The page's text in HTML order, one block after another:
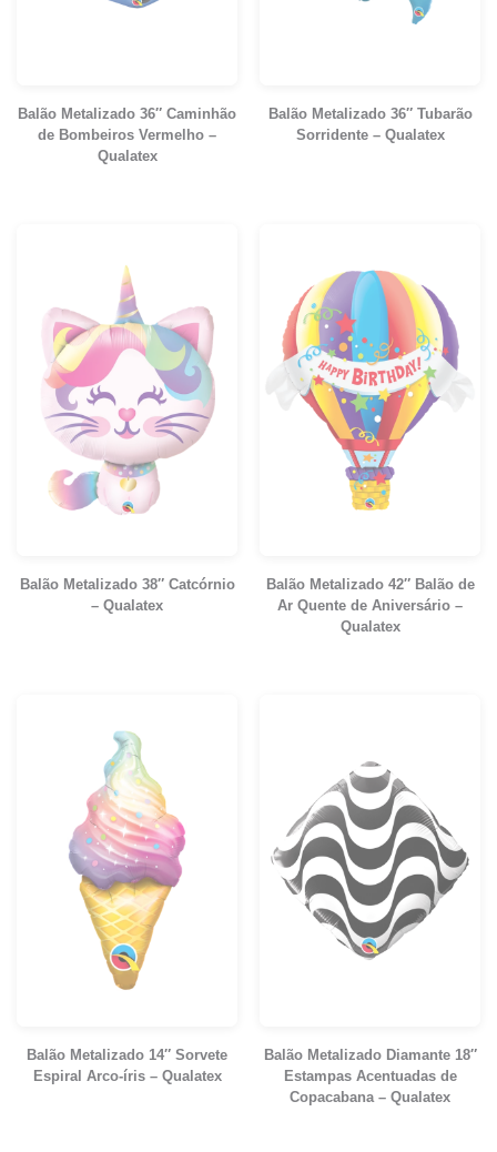
Balão Metalizado 36″ Caminhão
de Bombeiros Vermelho –
Qualatex
Balão Metalizado 36″ Tubarão
Sorridente – Qualatex
Balão Metalizado 38″ Catcórnio
– Qualatex
Balão Metalizado 42″ Balão de
Ar Quente de Aniversário –
Qualatex
Balão Metalizado 14″ Sorvete
Espiral Arco-íris – Qualatex
Balão Metalizado Diamante 18″
Estampas Acentuadas de
Copacabana – Qualatex